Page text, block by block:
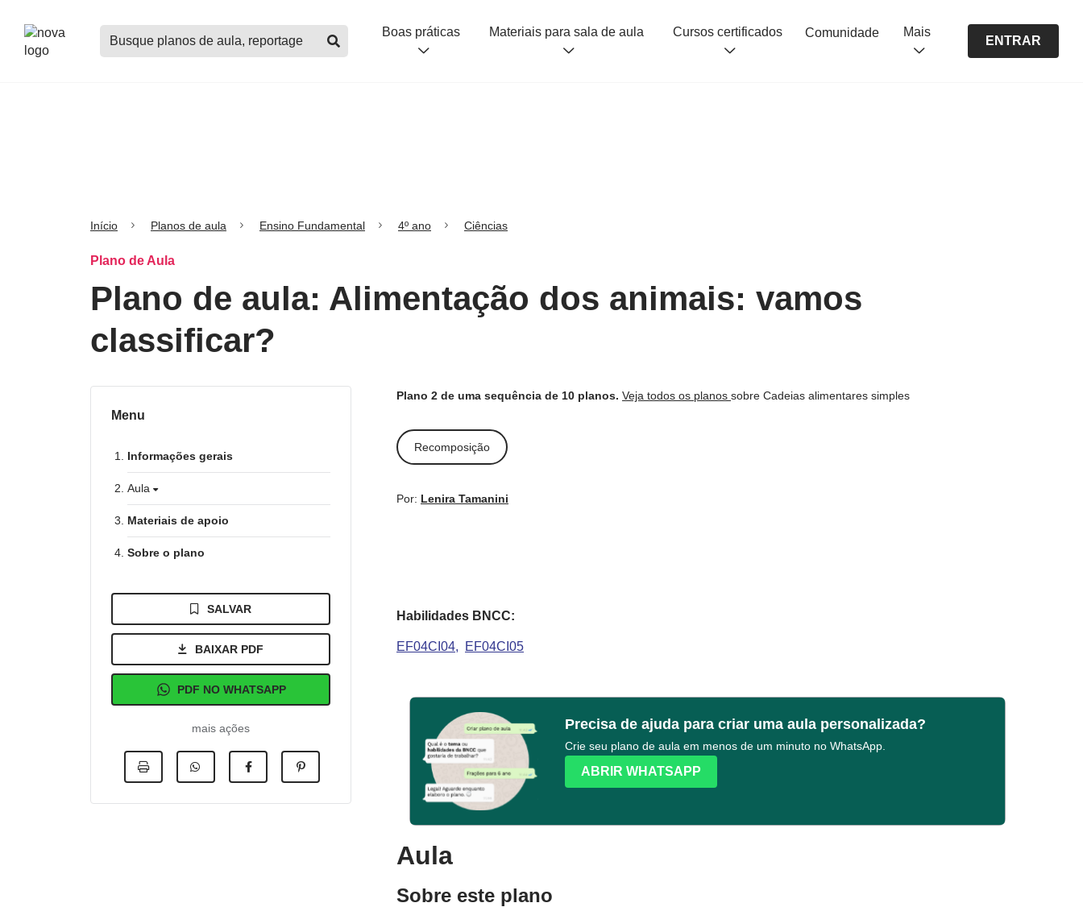
Buscar
planos
Boas práticas Materiais para sala de aula Cursos certificados Comunidade Mais
ENTRAR
Início Planos de aula Ensino Fundamental 4º ano Ciências
Plano de Aula
Plano de aula: Alimentação dos animais: vamos
classificar?
Menu
Informações gerais
Aula
Materiais de apoio
Sobre o plano
SALVAR
BAIXAR PDF
PDF NO WHATSAPP
mais ações
Plano 2 de uma sequência de 10 planos. Veja todos os planos sobre Cadeias alimentares simples
Recomposição
Por: Lenira Tamanini
Habilidades BNCC:
EF04CI04 EF04CI05
Precisa de ajuda para criar uma aula personalizada?
Crie seu plano de aula em menos de um minuto no WhatsApp.
ABRIR WHATSAPP
Aula
Sobre este plano